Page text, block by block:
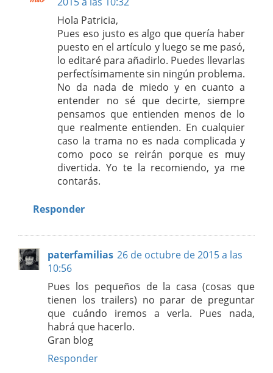
Hola Patricia,
Pues eso justo es algo que quería haber
puesto en el artículo y luego se me pasó,
lo editaré para añadirlo. Puedes llevarlas
perfectísimamente sin ningún problema.
No da nada de miedo y en cuanto a
entender no sé que decirte, siempre
pensamos que entienden menos de lo
que realmente entienden. En cualquier
caso la trama no es nada complicada y
como poco se reirán porque es muy
divertida. Yo te la recomiendo, ya me
contarás.
Responder
paterfamilias 26 de octubre de 2015 a las
10:56
Pues los pequeños de la casa (cosas que
tienen los trailers) no parar de preguntar
que cuándo iremos a verla. Pues nada,
habrá que hacerlo.
Gran blog
Responder